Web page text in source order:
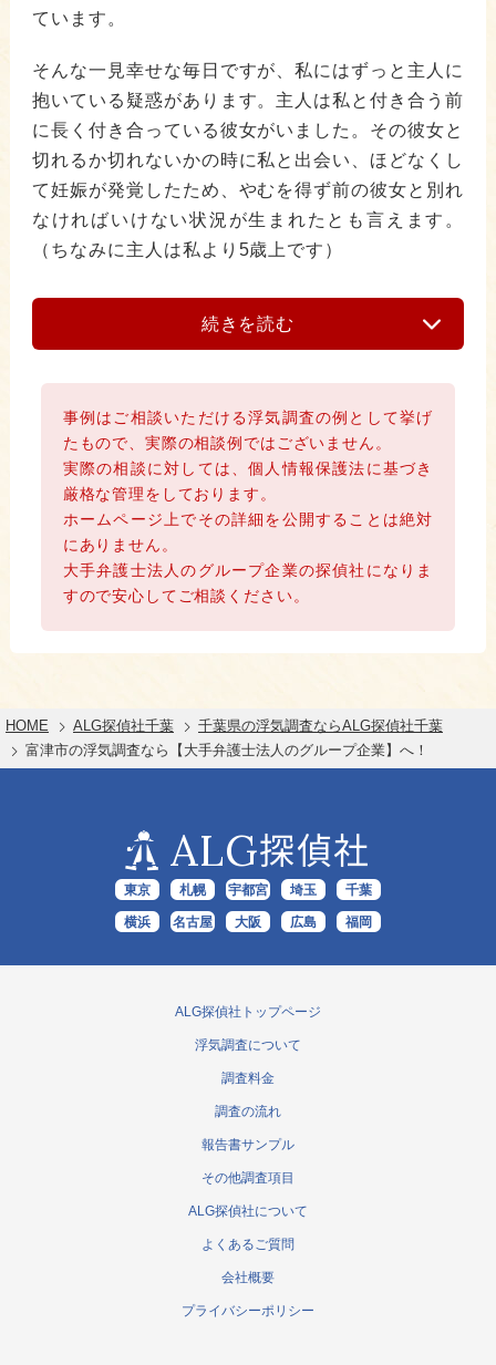
ています。
そんな一見幸せな毎日ですが、私にはずっと主人に
抱いている疑惑があります。主人は私と付き合う前
に長く付き合っている彼女がいました。その彼女と
切れるか切れないかの時に私と出会い、ほどなくし
て妊娠が発覚したため、やむを得ず前の彼女と別れ
なければいけない状況が生まれたとも言えます。
（ちなみに主人は私より5歳上です）
続きを読む
事例はご相談いただける浮気調査の例として挙げ
たもので、実際の相談例ではございません。
実際の相談に対しては、個人情報保護法に基づき
厳格な管理をしております。
ホームページ上でその詳細を公開することは絶対
にありません。
大手弁護士法人のグループ企業の探偵社になりま
すので安心してご相談ください。
HOME ALG探偵社千葉
千葉県の浮気調査ならALG探偵社千葉
富津市の浮気調査なら【大手弁護士法人のグループ企業】へ！
ALG探偵社
東京 札幌 宇都宮 埼玉 千葉
横浜 名古屋 大阪 広島 福岡
ALG探偵社トップページ
浮気調査について
調査料金
調査の流れ
報告書サンプル
その他調査項目
ALG探偵社について
よくあるご質問
会社概要
プライバシーポリシー